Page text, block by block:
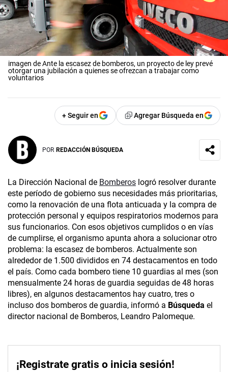
imagen de Ante la escasez de bomberos, un proyecto de ley prevé
otorgar una jubilación a quienes se ofrezcan a trabajar como
voluntarios
+ Seguir en Agregar Búsqueda en
POR REDACCIÓN BÚSQUEDA
La Dirección Nacional de Bomberos logró resolver durante
este período de gobierno sus necesidades más prioritarias,
como la renovación de una flota anticuada y la compra de
protección personal y equipos respiratorios modernos para
sus funcionarios. Con esos objetivos cumplidos o en vías
de cumplirse, el organismo apunta ahora a solucionar otro
problema: la escasez de bomberos. Actualmente son
alrededor de 1.500 divididos en 74 destacamentos en todo
el país. Como cada bombero tiene 10 guardias al mes (son
mensualmente 24 horas de guardia seguidas de 48 horas
libres), en algunos destacamentos hay cuatro, tres o
incluso dos bomberos de guardia, informó a Búsqueda el
director nacional de Bomberos, Leandro Palomeque.
¡Registrate gratis o inicia sesión!